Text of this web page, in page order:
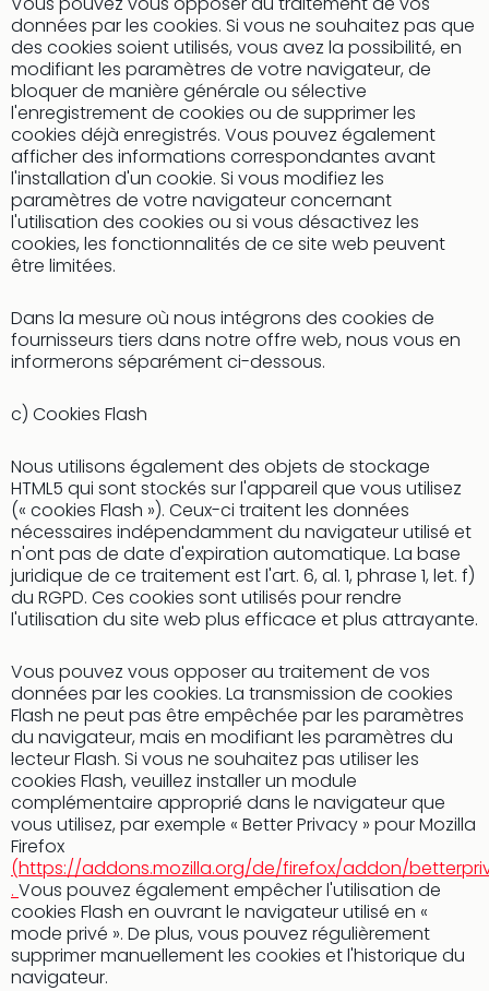
the
child
BMW
données par les cookies. Si vous ne souhaitez pas que
des cookies soient utilisés, vous avez la possibilité, en
modifiant les paramètres de votre navigateur, de
bloquer de manière générale ou sélective
l'enregistrement de cookies ou de supprimer les
cookies déjà enregistrés. Vous pouvez également
afficher des informations correspondantes avant
l'installation d'un cookie. Si vous modifiez les
paramètres de votre navigateur concernant
l'utilisation des cookies ou si vous désactivez les
cookies, les fonctionnalités de ce site web peuvent
être limitées.
Dans la mesure où nous intégrons des cookies de
fournisseurs tiers dans notre offre web, nous vous en
informerons séparément ci-dessous.
c) Cookies Flash
Nous utilisons également des objets de stockage
HTML5 qui sont stockés sur l'appareil que vous utilisez
(« cookies Flash »). Ceux-ci traitent les données
nécessaires indépendamment du navigateur utilisé et
n'ont pas de date d'expiration automatique. La base
juridique de ce traitement est l'art. 6, al. 1, phrase 1, let. f)
du RGPD. Ces cookies sont utilisés pour rendre
l'utilisation du site web plus efficace et plus attrayante.
Vous pouvez vous opposer au traitement de vos
données par les cookies. La transmission de cookies
Flash ne peut pas être empêchée par les paramètres
du navigateur, mais en modifiant les paramètres du
lecteur Flash. Si vous ne souhaitez pas utiliser les
cookies Flash, veuillez installer un module
complémentaire approprié dans le navigateur que
vous utilisez, par exemple « Better Privacy » pour Mozilla
Firefox
(https://addons.mozilla.org/de/firefox/addon/
. Vous pouvez également empêcher l'utilisation de
cookies Flash en ouvrant le navigateur utilisé en «
mode privé ». De plus, vous pouvez régulièrement
supprimer manuellement les cookies et l'historique du
navigateur.